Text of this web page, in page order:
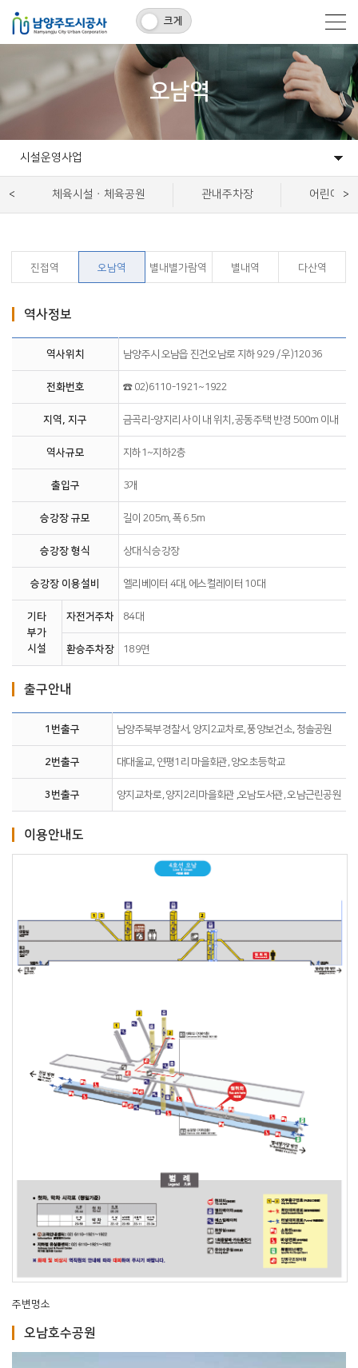
크게
오남역
시설운영사업
고객마당
알림마당
개발사업
시설운영사업
정보공유
공사소개체육시설ㆍ체육공원 관내주차장 어린이ㆍ
진접역 오남역 별내별가람역 별내역 다산역
역사정보
역사위치 남양주시 오남읍 진건오남로 지하 929 / 우)12036
전화번호 ☎ 02)6110-1921~1922
지역, 지구 금곡리-양지리 사이 내 위치, 공동주택 반경 500m 이내
역사규모 지하1~지하2층
출입구 3개
승강장 규모 길이 205m, 폭 6.5m
승강장 형식 상대식 승강장
승강장 이용설비 엘리베이터 4대, 에스컬레이터 10대
기타
부가
시설
자전거주차 84대
환승주차장 189면
출구안내
1번출구 남양주북부경찰서, 양지2교차로, 풍양보건소, 청솔공원
2번출구 대대울교, 연평1리 마을회관, 양오초등학교
3번출구 양지교차로, 양지2리마을회관 ,오남도서관, 오남근린공원
이용안내도
주변명소
오남호수공원